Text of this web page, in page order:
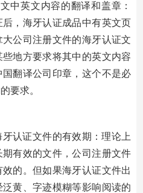
中英文内容的翻译和盖章：
，海牙认证成品中有英文页
公司注册文件的海牙认证文
地方要求将其中的英文内容
翻译公司印章，这个不是必
要求。
认证文件的有效期：理论上
有效的文件，公司注册文件
的。但如果海牙认证文件出
黄、字迹模糊等影响阅读的